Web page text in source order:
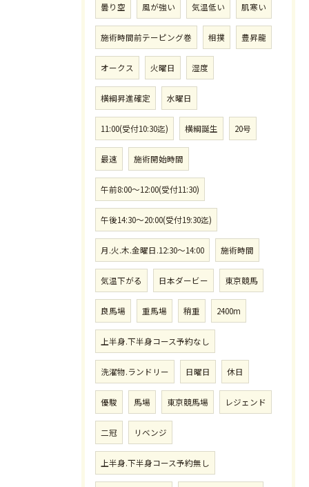
曇り空 風が強い 気温低い 肌寒い
施術時間前テーピング巻 相撲 豊昇龍
オークス 火曜日 湿度
横綱昇進確定 水曜日
11:00(受付10:30迄) 横綱誕生 20号
最速 施術開始時間
午前8:00〜12:00(受付11:30)
午後14:30〜20:00(受付19:30迄)
月.火.木.金曜日.12:30〜14:00 施術時間
気温下がる 日本ダービー 東京競馬
良馬場 重馬場 稍重 2400m
上半身.下半身コース予約なし
洗濯物.ランドリー 日曜日 休日
優駿 馬場 東京競馬場 レジェンド
二冠 リベンジ
上半身.下半身コース予約無し